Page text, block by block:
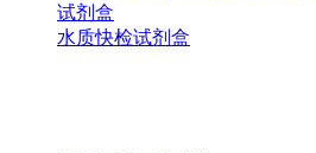
试剂盒
水质快检试剂盒